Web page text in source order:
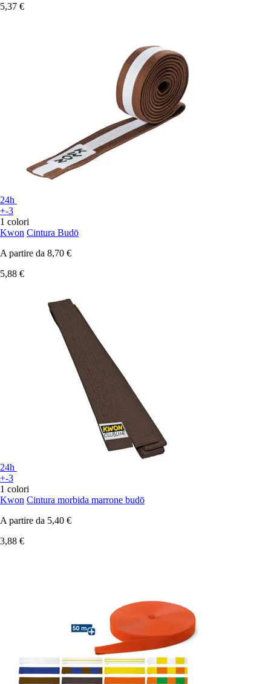
5,37 €
24h
+-3
1 colori
Kwon Cintura Budō
A partire da 8,70 €
5,88 €
24h
+-3
1 colori
Kwon Cintura morbida marrone budō
A partire da 5,40 €
3,88 €